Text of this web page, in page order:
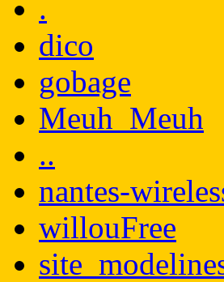
.
dico
gobage
Meuh_Meuh
..
nantes-
willouFree